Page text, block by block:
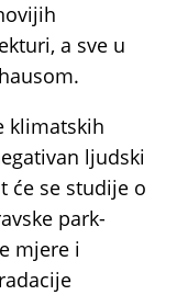
a sve u
klimatskih
ljudski
će se studije o
park-
mjere i